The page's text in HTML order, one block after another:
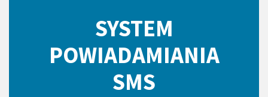
SYSTEM
POWIADAMIANIA
SMS